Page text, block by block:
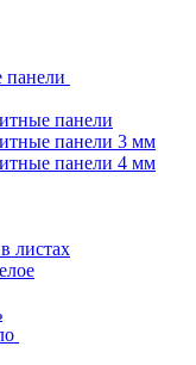
панели
панели 3 мм
панели 4 мм
листах